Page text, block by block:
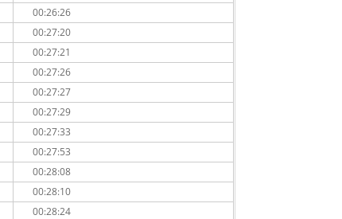
00:26:26
00:27:20
00:27:21
00:27:26
00:27:27
00:27:29
00:27:33
00:27:53
00:28:08
00:28:10
00:28:24